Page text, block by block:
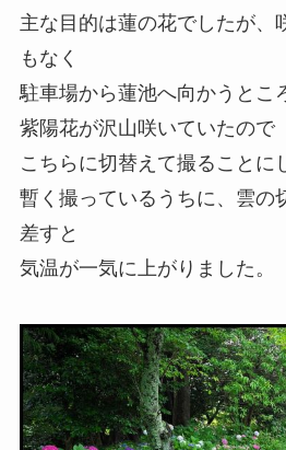
主な目的は蓮の花でしたが、
もなく
駐車場から蓮池へ向かうとこ
紫陽花が沢山咲いていたので
こちらに切替えて撮ることに
暫く撮っているうちに、雲の
差すと
気温が一気に上がりました。